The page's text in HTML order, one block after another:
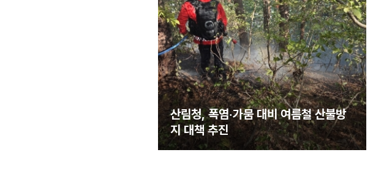
산림청, 폭염·가뭄 대비 여름철 산불방
지 대책 추진